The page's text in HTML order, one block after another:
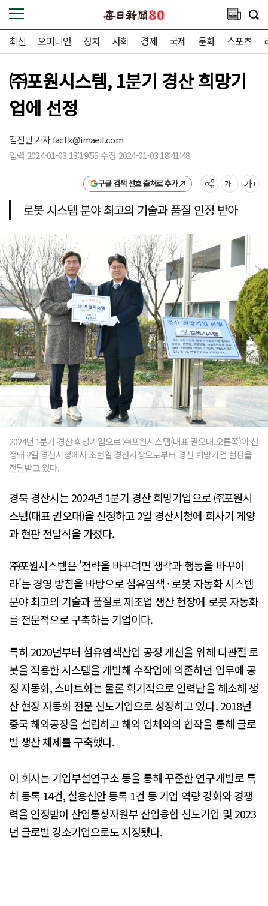
최신 오피니언 정치 사회 경제 국제 문화 스포츠
㈜포원시스템, 1분기 경산 희망기
업에 선정
김진만 기자factk@imaeil.com
입력 2024-01-03 13:19:55 수정 2024-01-03 18:41:48
구글 검색 선호 출처로 추가
로봇 시스템 분야 최고의 기술과 품질 인정 받아
2024년 1분기 경산 희망기업으로 ㈜포원시스템(대표 권오대,오른쪽)이 선
정돼 2일 경산시청에서 조현일 경산시장으로부터 경산 희망기업 현판을
전달받고 있다.
경북 경산시는 2024년 1분기 경산 희망기업으로 ㈜포원시
스템(대표 권오대)을 선정하고 2일 경산시청에 회사기 게양
과 현판 전달식을 가졌다.
㈜포원시스템은 '전략을 바꾸려면 생각과 행동을 바꾸어
라'는 경영 방침을 바탕으로 섬유염색 · 로봇 자동화 시스템
분야 최고의 기술과 품질로 제조업 생산 현장에 로봇 자동화
를 전문적으로 구축하는 기업이다.
특히 2020년부터 섬유염색산업 공정 개선을 위해 다관절 로
봇을 적용한 시스템을 개발해 수작업에 의존하던 업무에 공
정 자동화, 스마트화는 물론 획기적으로 인력난을 해소해 생
산 현장 자동화 전문 선도기업으로 성장하고 있다. 2018년
중국 해외공장을 설립하고 해외 업체와의 합작을 통해 글로
벌 생산 체제를 구축했다.
이 회사는 기업부설연구소 등을 통해 꾸준한 연구개발로 특
허 등록 14건, 실용신안 등록 1건 등 기업 역량 강화와 경쟁
력을 인정받아 산업통상자원부 산업융합 선도기업 및 2023
년 글로벌 강소기업으로도 지정됐다.